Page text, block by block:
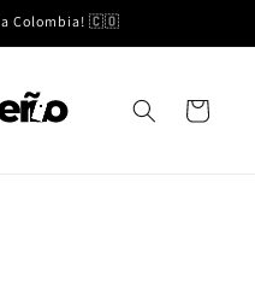
Colombia! 🇨🇴
Carrito